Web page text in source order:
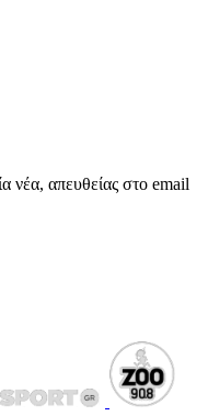
νέα, απευθείας στο email